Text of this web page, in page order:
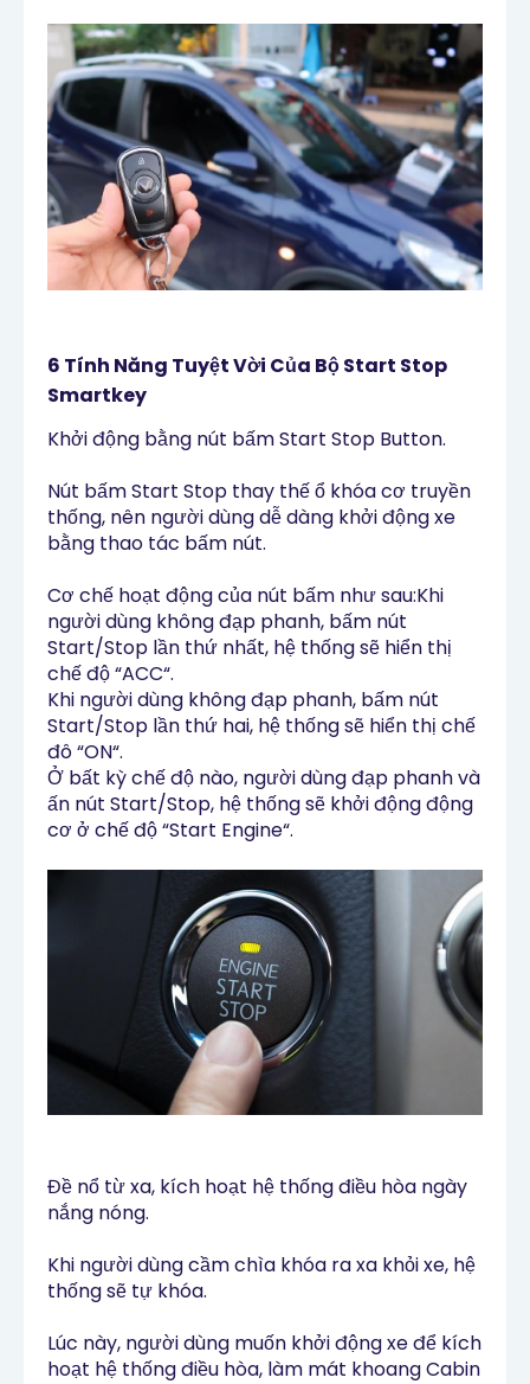
6 Tính Năng Tuyệt Vời Của Bộ Start Stop
Smartkey
Khởi động bằng nút bấm Start Stop Button.
Nút bấm Start Stop thay thế ổ khóa cơ truyền
thống, nên người dùng dễ dàng khởi động xe
bằng thao tác bấm nút.
Cơ chế hoạt động của nút bấm như sau:Khi
người dùng không đạp phanh, bấm nút
Start/Stop lần thứ nhất, hệ thống sẽ hiển thị
chế độ “ACC“.
Khi người dùng không đạp phanh, bấm nút
Start/Stop lần thứ hai, hệ thống sẽ hiển thị chế
đô “ON“.
Ở bất kỳ chế độ nào, người dùng đạp phanh và
ấn nút Start/Stop, hệ thống sẽ khởi động động
cơ ở chế độ “Start Engine“.
Đề nổ từ xa, kích hoạt hệ thống điều hòa ngày
nắng nóng.
Khi người dùng cầm chìa khóa ra xa khỏi xe, hệ
thống sẽ tự khóa.
Lúc này, người dùng muốn khởi động xe để kích
hoạt hệ thống điều hòa, làm mát khoang Cabin